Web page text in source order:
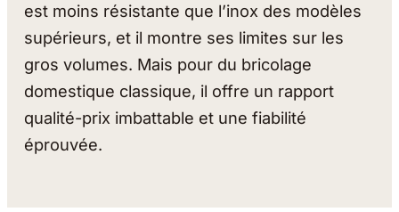
est moins résistante que l’inox des modèles
supérieurs, et il montre ses limites sur les
gros volumes. Mais pour du bricolage
domestique classique, il offre un rapport
qualité-prix imbattable et une fiabilité
éprouvée.